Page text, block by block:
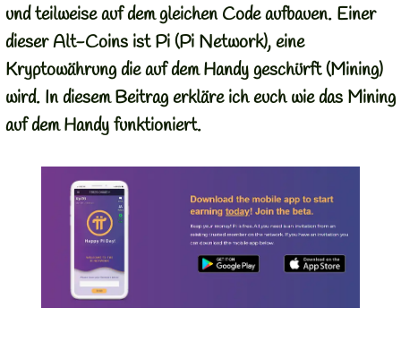
und teilweise auf dem gleichen Code aufbauen. Einer
dieser Alt-Coins ist Pi (Pi Network), eine
Kryptowährung die auf dem Handy geschürft (Mining)
wird. In diesem Beitrag erkläre ich euch wie das Mining
auf dem Handy funktioniert.